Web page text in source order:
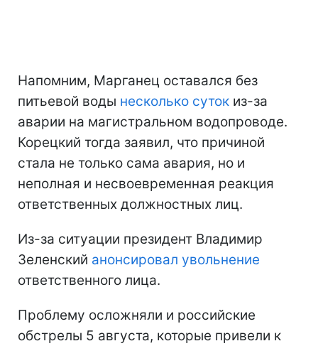
Напомним, Марганец оставался без
питьевой воды несколько суток из-за
аварии на магистральном водопроводе.
Корецкий тогда заявил, что причиной
стала не только сама авария, но и
неполная и несвоевременная реакция
ответственных должностных лиц.
Из-за ситуации президент Владимир
Зеленский анонсировал увольнение
ответственного лица.
Проблему осложняли и российские
обстрелы 5 августа, которые привели к